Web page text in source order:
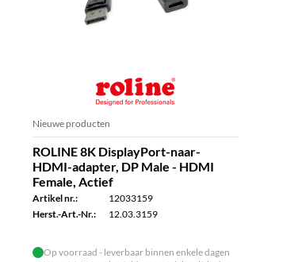
Nieuwe producten
ROLINE 8K DisplayPort-naar-
HDMI-adapter, DP Male - HDMI
Female, Actief
Artikel nr.:
12033159
Herst.-Art.-Nr.:
12.03.3159
Op voorraad - leverbaar binnen enkele dagen